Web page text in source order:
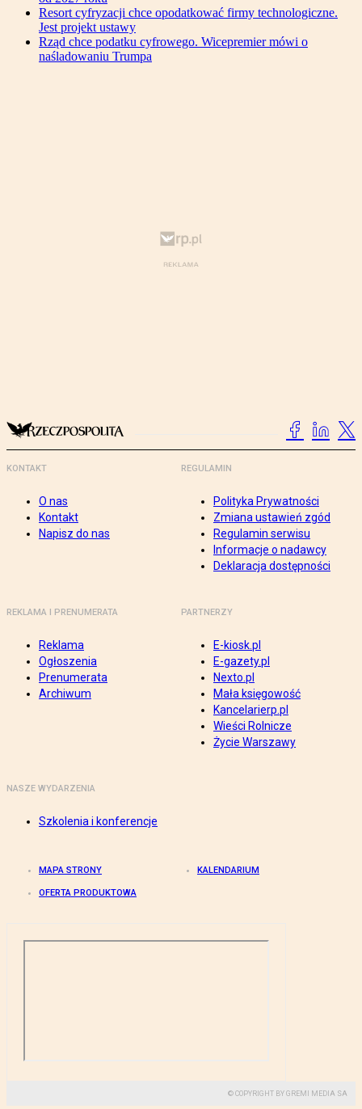
Resort cyfryzacji chce opodatkować firmy technologiczne.
Jest projekt ustawy
Rząd chce podatku cyfrowego. Wicepremier mówi o
naśladowaniu Trumpa
KONTAKT
O nas
Kontakt
Napisz do nas
REGULAMIN
Polityka Prywatności
Zmiana ustawień zgód
Regulamin serwisu
Informacje o nadawcy
Deklaracja dostępności
REKLAMA I PRENUMERATA
Reklama
Ogłoszenia
Prenumerata
Archiwum
PARTNERZY
E-kiosk.pl
E-gazety.pl
Nexto.pl
Mała księgowość
Kancelarierp.pl
Wieści Rolnicze
Życie Warszawy
NASZE WYDARZENIA
Szkolenia i konferencje
MAPA STRONY KALENDARIUM
OFERTA PRODUKTOWA
© COPYRIGHT BY GREMI MEDIA SA